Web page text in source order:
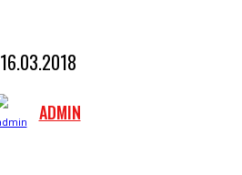
16.03.2018
ADMIN